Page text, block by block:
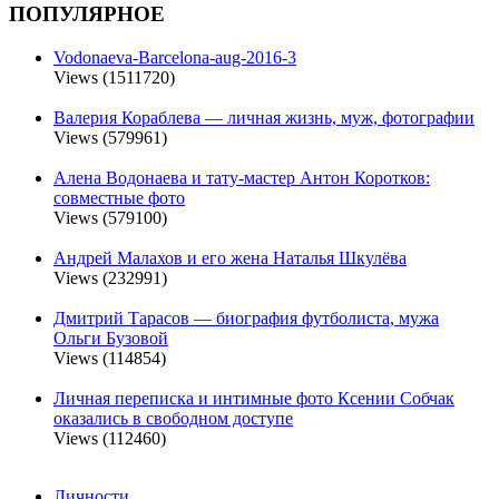
ПОПУЛЯРНОЕ
Vodonaeva-Barcelona-aug-2016-3
Views (1511720)
Валерия Кораблева — личная жизнь, муж, фотографии
Views (579961)
Алена Водонаева и тату-мастер Антон Коротков:
совместные фото
Views (579100)
Андрей Малахов и его жена Наталья Шкулёва
Views (232991)
Дмитрий Тарасов — биография футболиста, мужа
Ольги Бузовой
Views (114854)
Личная переписка и интимные фото Ксении Собчак
оказались в свободном доступе
Views (112460)